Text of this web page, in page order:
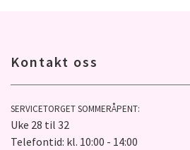
Kontakt oss
SERVICETORGET SOMMERÅPENT:
Uke 28 til 32
Telefontid: kl. 10:00 - 14:00